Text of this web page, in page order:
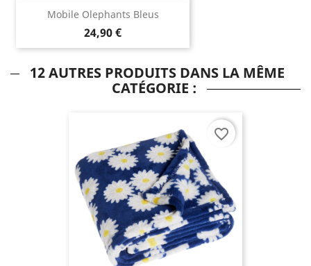
Mobile Olephants Bleus
24,90 €
12 AUTRES PRODUITS DANS LA MÊME
CATÉGORIE :
favorite_border